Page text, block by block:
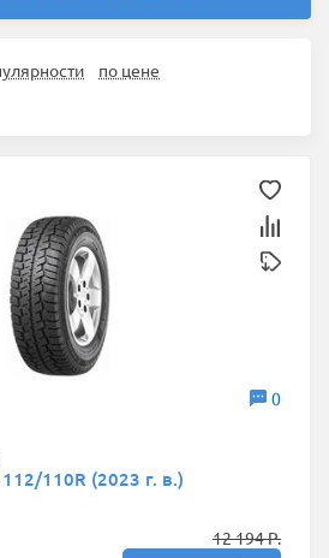
по цене
0
110R (2023 г. в.)
12 194 Р.